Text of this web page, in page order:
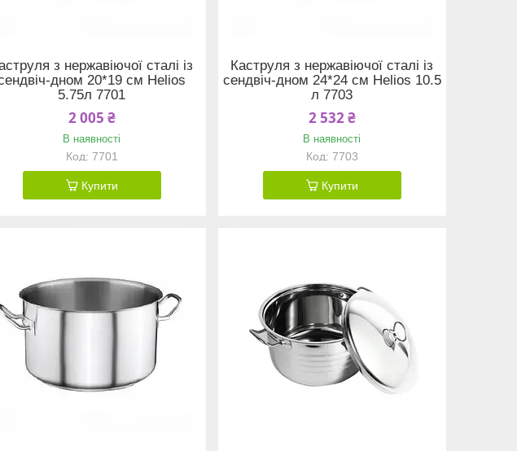
з нержавіючої сталі із
дном 20*19 см Helios
5.75л 7701
2 005 ₴
В наявності
7701
Купити
Каструля з нержавіючої сталі із
сендвіч-дном 24*24 см Helios 10.5
л 7703
2 532 ₴
В наявності
7703
Купити